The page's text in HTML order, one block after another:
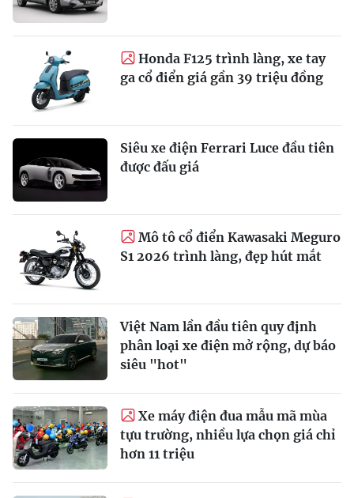
Honda F125 trình làng, xe tay
ga cổ điển giá gần 39 triệu đồng
Siêu xe điện Ferrari Luce đầu tiên
được đấu giá
Mô tô cổ điển Kawasaki Meguro
S1 2026 trình làng, đẹp hút mắt
Việt Nam lần đầu tiên quy định
phân loại xe điện mở rộng, dự báo
siêu "hot"
Xe máy điện đua mẫu mã mùa
tựu trường, nhiều lựa chọn giá chỉ
hơn 11 triệu